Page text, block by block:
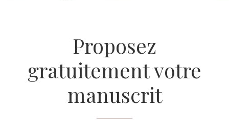
​Proposez
gratuitement votre
manuscrit